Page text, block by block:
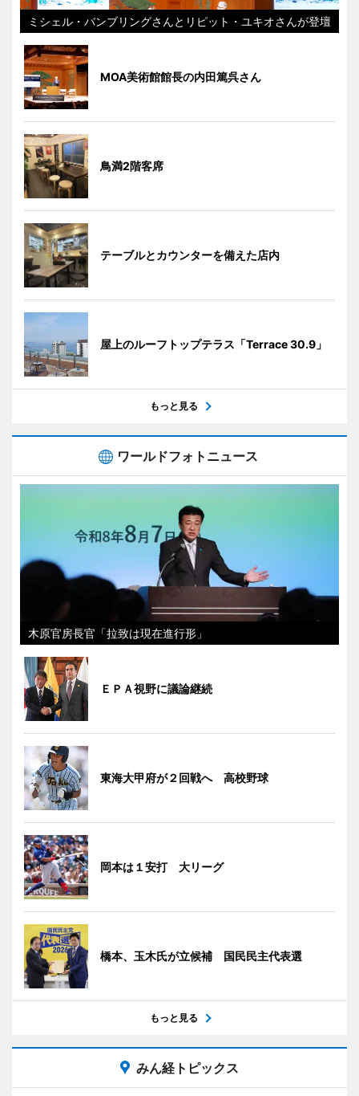
ミシェル・バンブリングさんとリピット・ユキオさんが登壇
MOA美術館館長の内田篤呉さん
鳥満2階客席
テーブルとカウンターを備えた店内
屋上のルーフトップテラス「Terrace 30.9」
もっと見る
ワールドフォトニュース
木原官房長官「拉致は現在進行形」
ＥＰＡ視野に議論継続
東海大甲府が２回戦へ 高校野球
岡本は１安打 大リーグ
橋本、玉木氏が立候補 国民民主代表選
もっと見る
みん経トピックス